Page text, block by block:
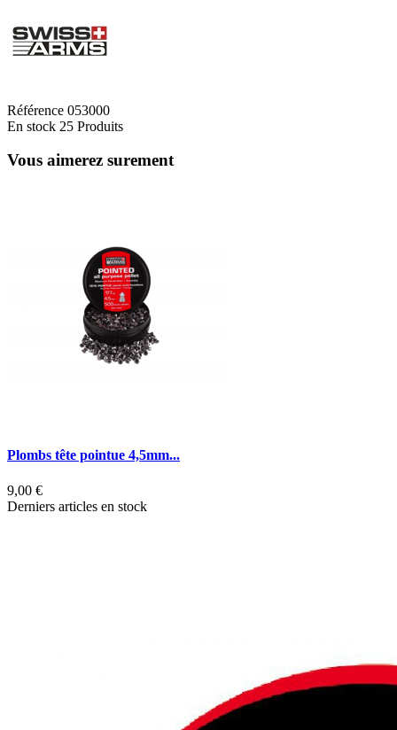
Référence 053000
En stock 25 Produits
Vous aimerez surement
Plombs tête pointue 4,5mm...
9,00 €
Derniers articles en stock